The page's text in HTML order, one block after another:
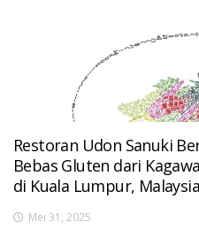
Restoran Udon Sanuki
Bebas Gluten dari
di Kuala Lumpur,
Mei 31, 2025